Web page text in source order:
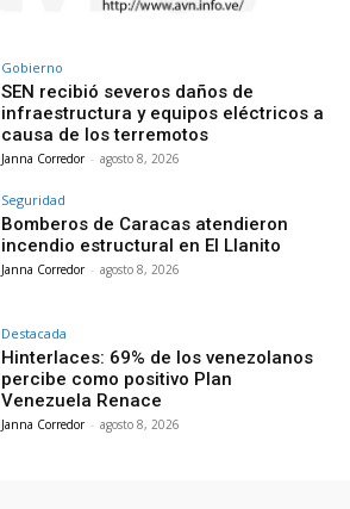
Gobierno
SEN recibió severos daños de
infraestructura y equipos eléctricos a
causa de los terremotos
Janna Corredor - agosto 8, 2026
Seguridad
Bomberos de Caracas atendieron
incendio estructural en El Llanito
Janna Corredor - agosto 8, 2026
Destacada
Hinterlaces: 69% de los venezolanos
percibe como positivo Plan
Venezuela Renace
Janna Corredor - agosto 8, 2026